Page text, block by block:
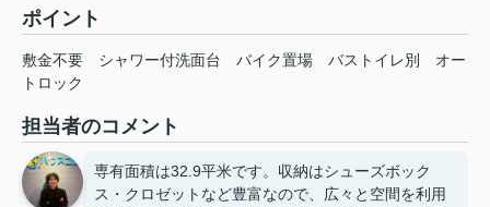
ポイント
敷金不要 シャワー付洗面台 バイク置場 バストイレ別
オー
トロック
担当者のコメント
専有面積は32.9平米です。収納はシューズボック
ス・クロゼットなど豊富なので、広々と空間を利用